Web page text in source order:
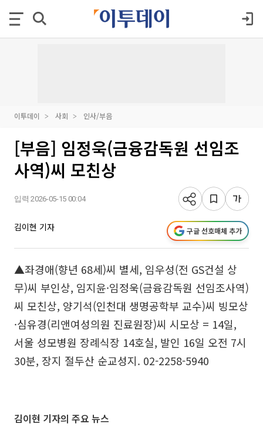
이투데이 사회 인사/부음
[부음] 임정욱(금융감독원 선임조
사역)씨 모친상
입력 2026-05-15 00:04
김이현 기자 구글 선호매체 추가
▲좌경애(향년 68세)씨 별세, 임우성(전 GS건설 상
무)씨 부인상, 임지윤·임정욱(금융감독원 선임조사역)
씨 모친상, 양기석(인천대 생명공학부 교수)씨 빙모상
·심유경(리앤여성의원 진료원장)씨 시모상 = 14일,
서울 성모병원 장례식장 14호실, 발인 16일 오전 7시
30분, 장지 절두산 순교성지. 02-2258-5940
김이현 기자의 주요 뉴스